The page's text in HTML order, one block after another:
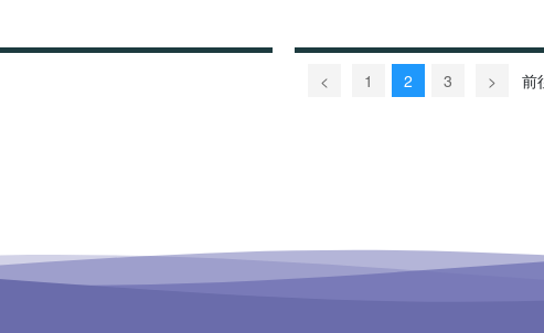
< 1 2 3 > 前